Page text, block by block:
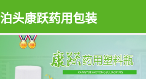
泊头康跃药用包装